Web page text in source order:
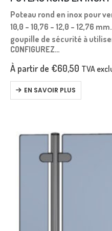
Poteau rond en inox pour
10,0 – 10,76 – 12,0 – 12,76
goupille de sécurité à
CONFIGUREZ…
À partir de €60,50 TVA
EN SAVOIR PLUS